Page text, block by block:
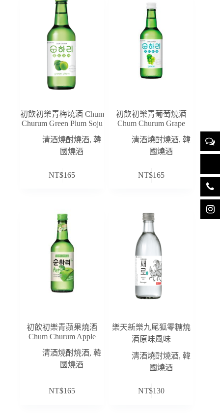
初飲初樂青梅燒酒 Chum
Churum Green Plum Soju
清酒燒酎燒酒,韓
國燒酒
NT$165
初飲初樂青葡萄燒酒
Chum Churum Grape
清酒燒酎燒酒,韓
國燒酒
NT$165
初飲初樂青蘋果燒酒
Chum Churum Apple
清酒燒酎燒酒,韓
國燒酒
NT$165
樂天新樂九尾狐零糖燒
酒原味風味
清酒燒酎燒酒,韓
國燒酒
NT$130